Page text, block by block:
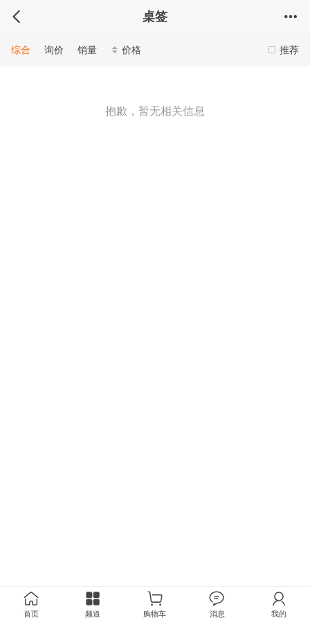
桌签
推荐
综合 询价 销量 价格
抱歉，暂无相关信息
首页 频道 购物车 消息 我的